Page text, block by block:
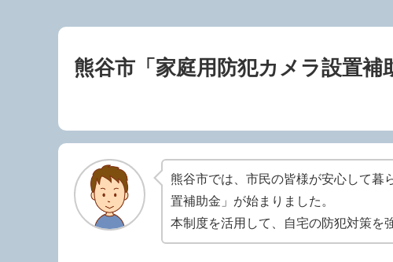
熊谷市「家庭用防犯カメラ設置補
熊谷市では、市民の皆様が安心して暮
置補助金」が始まりました。
本制度を活用して、自宅の防犯対策を